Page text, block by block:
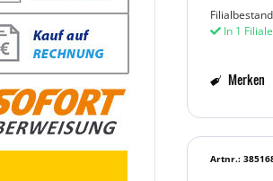
In 1
Merken
Artnr.: